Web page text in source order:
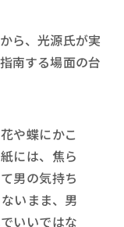
ら、光源氏が実
南する場面の台
や蝶にかこ
には、焦ら
男の気持ち
いまま、男
いいではな